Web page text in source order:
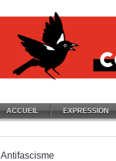
ACCUEIL EXPRESSION
Antifascisme